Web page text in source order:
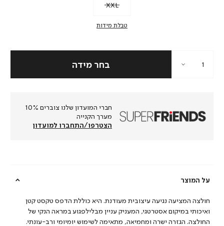
XXL
טבלת מידות
חברי המועדון שלנו צוברים 10%
מערך הקנייה
הצטרפו/התחברו למועדון
על המוצר
חולצה המציעה נגיעה עיצובית מעודנת. היא כוללת הדפס טקסט קטן
ואיכותי במיקום אסטרטגי, המעניק עניין מבלילפגוע במראה הנקי של
החולצה. הגזרה ישרה ומחמיאה, מתאימה לשימוש יומיומי ורב-עונתי.